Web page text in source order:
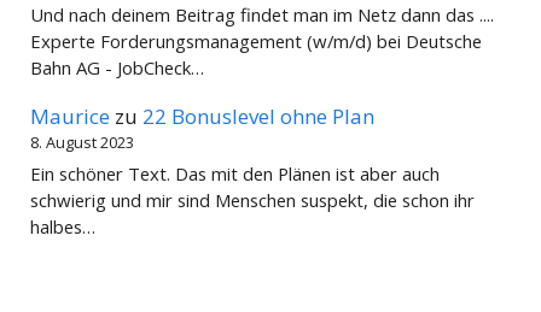
Und nach deinem Beitrag findet man im Netz dann das ....
Experte Forderungsmanagement (w/m/d) bei Deutsche
Bahn AG - JobCheck…
Maurice zu 22 Bonuslevel ohne Plan
8. August 2023
Ein schöner Text. Das mit den Plänen ist aber auch
schwierig und mir sind Menschen suspekt, die schon ihr
halbes…